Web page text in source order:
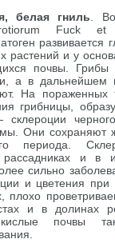
белая гниль .
Fuck
развивается
растений и у
почвы. Грибы
а в дальнейшем
На пораженных
грибницы,
Они сохраняют
периода.
рассадниках и в
сильно
и цветения при
плохо
и в долинах
почвы